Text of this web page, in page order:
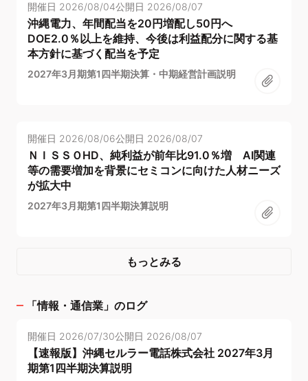
開催日 2026/08/04公開日 2026/08/07
沖縄電力、年間配当を20円増配し50円へ
DOE2.0％以上を維持、今後は利益配分に関する基
本方針に基づく配当を予定
2027年3月期第1四半期決算・中期経営計画説明
開催日 2026/08/06公開日 2026/08/07
ＮＩＳＳＯHD、純利益が前年比91.0％増 AI関連
等の需要増加を背景にセミコンに向けた人材ニーズ
が拡大中
2027年3月期第1四半期決算説明
もっとみる
「情報・通信業 」のログ
開催日 2026/07/30公開日 2026/08/07
【速報版】沖縄セルラー電話株式会社 2027年3月
期第1四半期決算説明